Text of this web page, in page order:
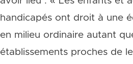
handicapés ont droit à une
en milieu ordinaire autant
établissements proches de